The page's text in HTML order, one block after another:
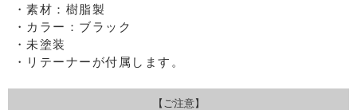
・素材：樹脂製
・カラー：ブラック
・未塗装
・リテーナーが付属します。
【ご注意】